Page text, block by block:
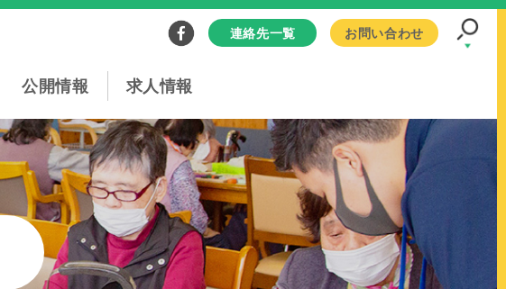
連絡先一覧 お問い合わせ
公開情報 求人情報